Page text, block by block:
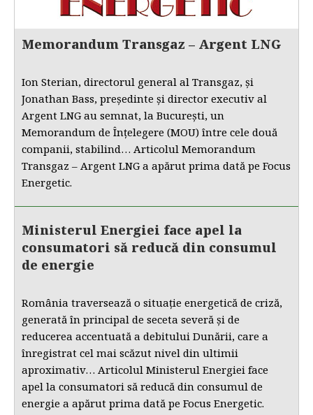
Memorandum Transgaz – Argent LNG
Ion Sterian, directorul general al Transgaz, și
Jonathan Bass, președinte și director executiv al
Argent LNG au semnat, la București, un
Memorandum de Înțelegere (MOU) între cele două
companii, stabilind… Articolul Memorandum
Transgaz – Argent LNG a apărut prima dată pe Focus
Energetic.
Ministerul Energiei face apel la
consumatori să reducă din consumul
de energie
România traversează o situație energetică de criză,
generată în principal de seceta severă și de
reducerea accentuată a debitului Dunării, care a
înregistrat cel mai scăzut nivel din ultimii
aproximativ… Articolul Ministerul Energiei face
apel la consumatori să reducă din consumul de
energie a apărut prima dată pe Focus Energetic.